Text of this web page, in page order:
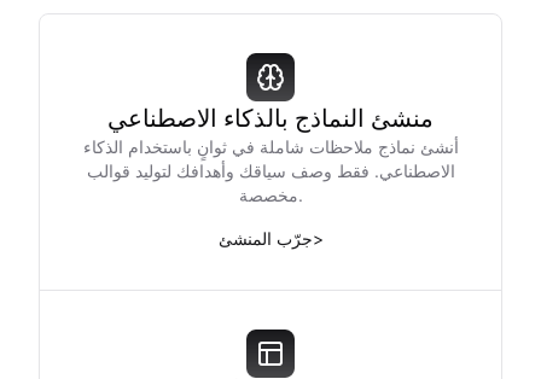
منشئ النماذج بالذكاء الاصطناعي
أنشئ نماذج ملاحظات شاملة في ثوانٍ باستخدام الذكاء
الاصطناعي. فقط وصف سياقك وأهدافك لتوليد قوالب
مخصصة.
جرّب المنشئ>